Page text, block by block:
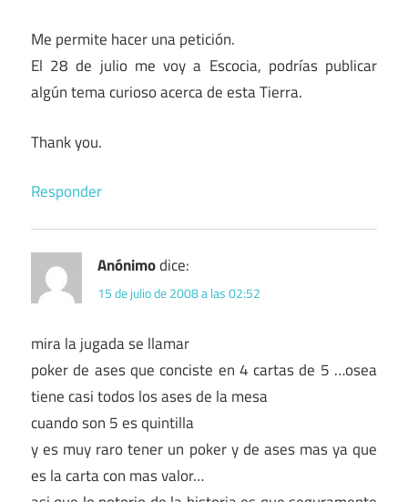
Me permite hacer una petición.
El 28 de julio me voy a Escocia, podrías publicar
algún tema curioso acerca de esta Tierra.
Thank you.
Responder
Anónimodice:
15 de julio de 2008 a las 02:52
mira la jugada se llamar
poker de ases que conciste en 4 cartas de 5 …osea
tiene casi todos los ases de la mesa
cuando son 5 es quintilla
y es muy raro tener un poker y de ases mas ya que
es la carta con mas valor…